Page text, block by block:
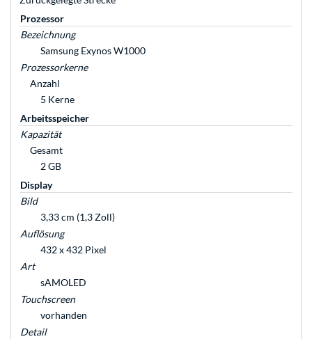
Prozessor
Bezeichnung
Samsung Exynos W1000
Prozessorkerne
Anzahl
5 Kerne
Arbeitsspeicher
Kapazität
Gesamt
2 GB
Display
Bild
3,33 cm (1,3 Zoll)
Auflösung
432 x 432 Pixel
Art
sAMOLED
Touchscreen
vorhanden
Detail